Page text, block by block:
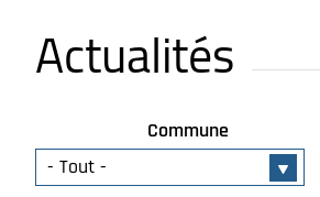
Actualités
Commune